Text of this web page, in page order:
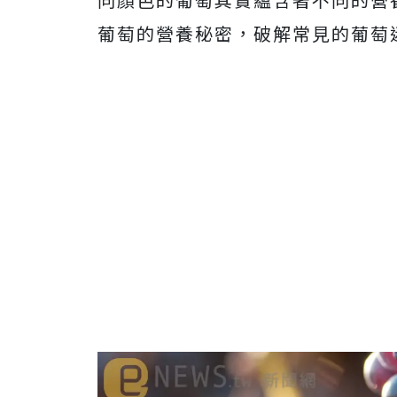
葡萄的營養秘密，破解常見的葡萄